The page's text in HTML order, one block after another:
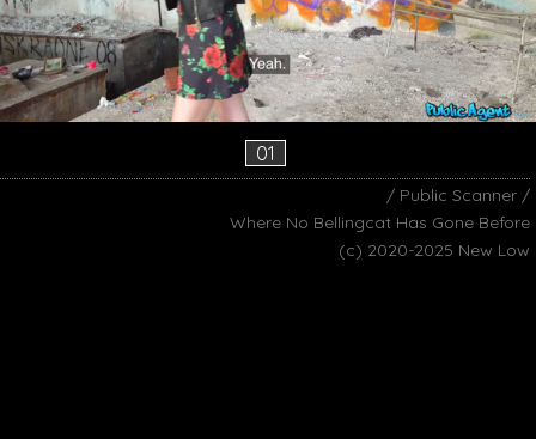
01
/ Public Scanner /
Where No Bellingcat Has Gone Before
(c) 2020-2025 New Low